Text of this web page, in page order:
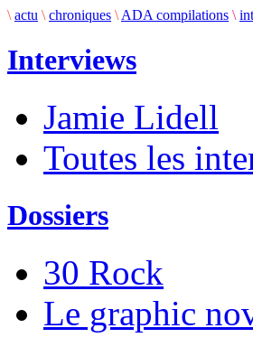
\ actu \ chroniques \ ADA compilations \
Interviews
Jamie Lidell
Toutes les
Dossiers
30 Rock
Le graphic